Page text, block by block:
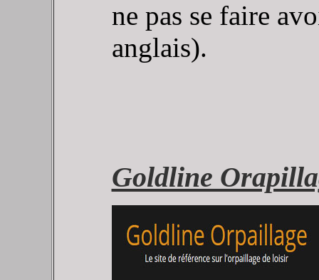
ne pas se faire
anglais).
Goldline